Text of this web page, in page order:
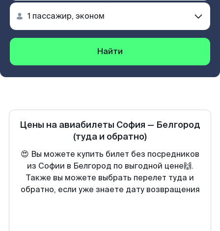
Найти
Цены на авиабилеты София — Белгород
(туда и обратно)
😍 Вы можете купить билет без посредников
из Софии в Белгород по выгодной цене🙌.
Также вы можете выбрать перелет туда и
обратно, если уже знаете дату возвращения